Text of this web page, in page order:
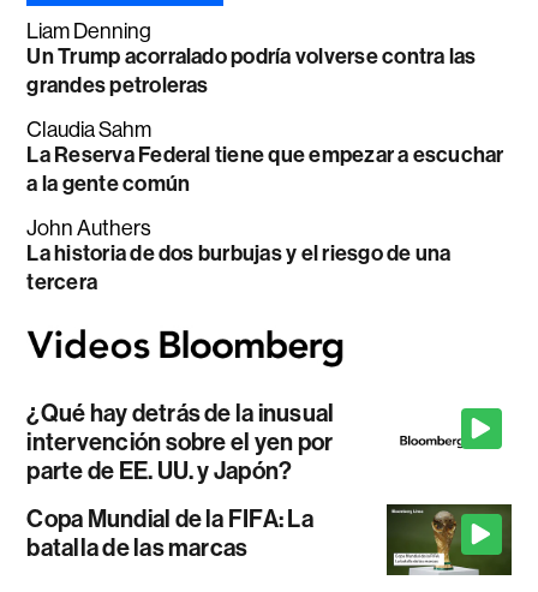
Liam Denning
Un Trump acorralado podría volverse contra las
grandes petroleras
Claudia Sahm
La Reserva Federal tiene que empezar a escuchar
a la gente común
John Authers
La historia de dos burbujas y el riesgo de una
tercera
¿Qué hay detrás de la inusual
intervención sobre el yen por
parte de EE. UU. y Japón?
Copa Mundial de la FIFA: La
batalla de las marcas